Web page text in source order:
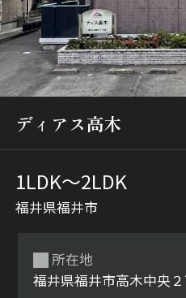
九州
市区郡・路線・駅から探
通勤・通学時間から探す
地図から探す
人気のカテゴリから探す
ディアス高木
1LDK〜2LDK
福井県福井市
所在地
福井県福井市高木中央